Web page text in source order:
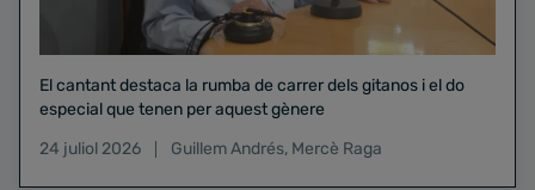
El cantant destaca la rumba de carrer dels gitanos i el do
especial que tenen per aquest gènere
24 juliol 2026
Guillem Andrés, Mercè Raga